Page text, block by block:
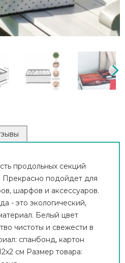
продольных секций
Прекрасно подойдет для
шарфов и аксессуаров.
- это экологический,
Белый цвет
чистоты и свежести в
спанбонд, картон
см Размер товара: